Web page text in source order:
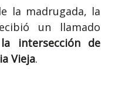
la madrugada, la
un llamado
intersección de
Vieja.